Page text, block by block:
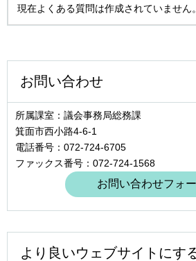
現在よくある質問は作成されていません。
お問い合わせ
所属課室：議会事務局総務課
箕面市西小路4‐6‐1
電話番号：072-724-6705
ファックス番号：072-724-1568
より良いウェブサイトにす